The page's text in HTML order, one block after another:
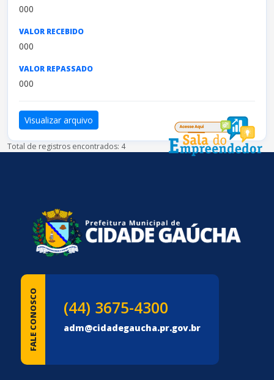
000
VALOR RECEBIDO
000
VALOR REPASSADO
000
Visualizar arquivo
Total de registros encontrados: 4
FALE CONOSCO (44) 3675-4300
adm@cidadegaucha.pr.gov.br